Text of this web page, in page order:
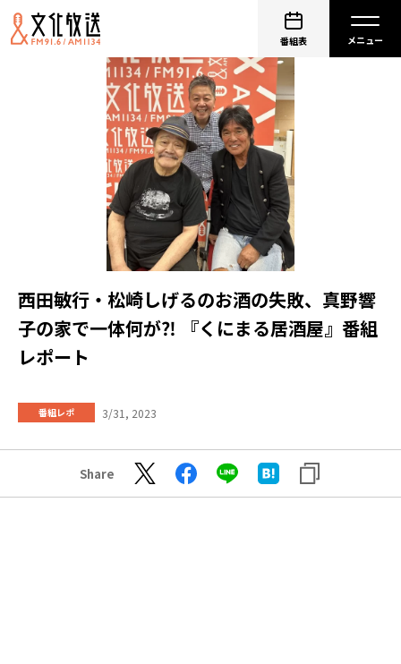
番組表
西田敏行・松崎しげるのお酒の失敗、真野響
子の家で一体何が⁈ 『くにまる居酒屋』番組
レポート
番組レポ 3/31, 2023
Share